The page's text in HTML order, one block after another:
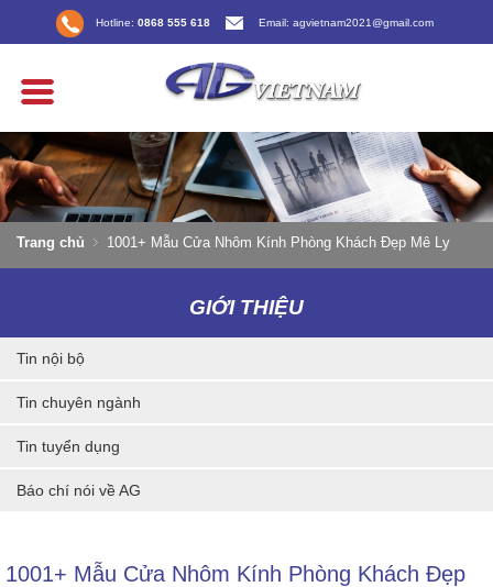
Hotline: 0868 555 618 Email: agvietnam2021@gmail.com
Trang chủ 1001+ Mẫu Cửa Nhôm Kính Phòng Khách Đẹp Mê Ly
GIỚI THIỆU
Tin nội bộ
Tin chuyên ngành
Tin tuyển dụng
Báo chí nói về AG
1001+ Mẫu Cửa Nhôm Kính Phòng Khách Đẹp